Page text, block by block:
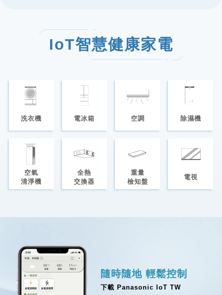
IoT智慧健康家電
洗衣機 電冰箱 空調 除濕機
空氣
清淨機
全熱
交換器
重量
檢知盤
電視
隨時隨地 輕鬆控制
下載 Panasonic IoT TW